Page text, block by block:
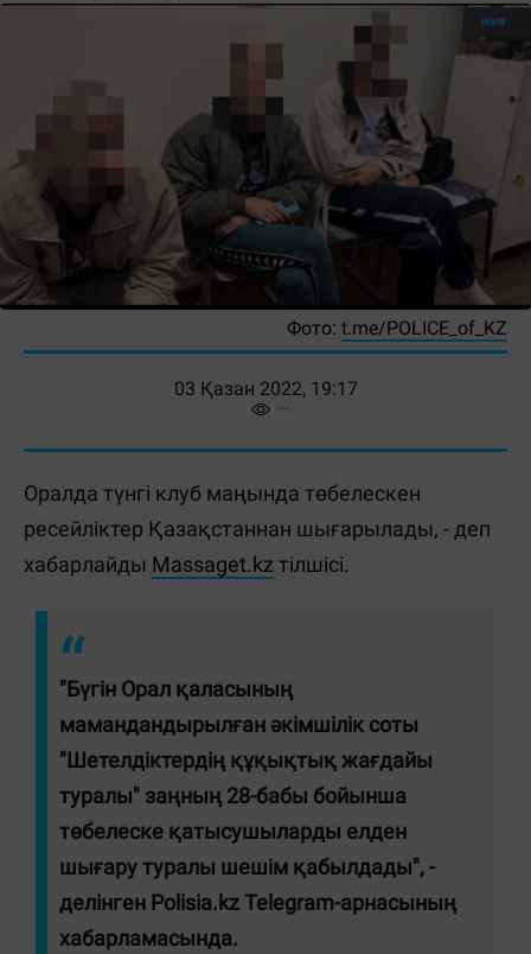
Фото: t.me/POLICE_of_KZ
03 Қазан 2022, 19:17
Оралда түнгі клуб маңында төбелескен
ресейліктер Қазақстаннан шығарылады, - деп
хабарлайды Massaget.kz тілшісі.
"Бүгін Орал қаласының
мамандандырылған әкімшілік соты
"Шетелдіктердің құқықтық жағдайы
туралы" заңның 28-бабы бойынша
төбелеске қатысушыларды елден
шығару туралы шешім қабылдады", -
делінген Polisia.kz Telegram-арнасының
хабарламасында.